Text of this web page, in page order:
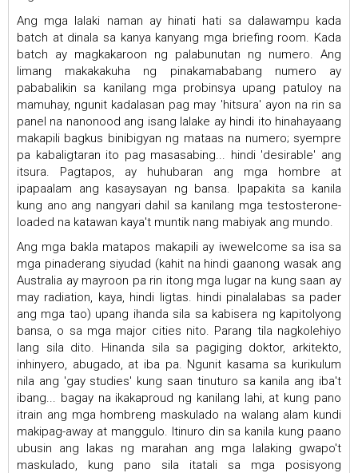
Ang mga lalaki naman ay hinati hati sa dalawampu kada
batch at dinala sa kanya kanyang mga briefing room. Kada
batch ay magkakaroon ng palabunutan ng numero. Ang
limang makakakuha ng pinakamababang numero ay
pababalikin sa kanilang mga probinsya upang patuloy na
mamuhay, ngunit kadalasan pag may 'hitsura' ayon na rin sa
panel na nanonood ang isang lalake ay hindi ito hinahayaang
makapili bagkus binibigyan ng mataas na numero; syempre
pa kabaligtaran ito pag masasabing... hindi 'desirable' ang
itsura. Pagtapos, ay huhubaran ang mga hombre at
ipapaalam ang kasaysayan ng bansa. Ipapakita sa kanila
kung ano ang nangyari dahil sa kanilang mga testosterone-
loaded na katawan kaya't muntik nang mabiyak ang mundo.
Ang mga bakla matapos makapili ay iwewelcome sa isa sa
mga pinaderang siyudad (kahit na hindi gaanong wasak ang
Australia ay mayroon pa rin itong mga lugar na kung saan ay
may radiation, kaya, hindi ligtas. hindi pinalalabas sa pader
ang mga tao) upang ihanda sila sa kabisera ng kapitolyong
bansa, o sa mga major cities nito. Parang tila nagkolehiyo
lang sila dito. Hinanda sila sa pagiging doktor, arkitekto,
inhinyero, abugado, at iba pa. Ngunit kasama sa kurikulum
nila ang 'gay studies' kung saan tinuturo sa kanila ang iba't
ibang... bagay na ikakaproud ng kanilang lahi, at kung pano
itrain ang mga hombreng maskulado na walang alam kundi
makipag-away at manggulo. Itinuro din sa kanila kung paano
ubusin ang lakas ng marahan ang mga lalaking gwapo't
maskulado, kung pano sila itatali sa mga posisyong